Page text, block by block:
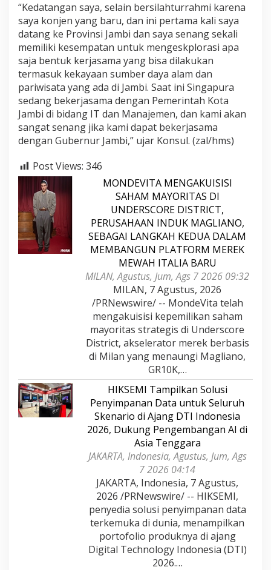
“Kedatangan saya, selain bersilahturrahmi karena
saya konjen yang baru, dan ini pertama kali saya
datang ke Provinsi Jambi dan saya senang sekali
memiliki kesempatan untuk mengeskplorasi apa
saja bentuk kerjasama yang bisa dilakukan
termasuk kekayaan sumber daya alam dan
pariwisata yang ada di Jambi. Saat ini Singapura
sedang bekerjasama dengan Pemerintah Kota
Jambi di bidang IT dan Manajemen, dan kami akan
sangat senang jika kami dapat bekerjasama
dengan Gubernur Jambi,” ujar Konsul. (zal/hms)
Post Views: 346
MONDEVITA MENGAKUISISI
SAHAM MAYORITAS DI
UNDERSCORE DISTRICT,
PERUSAHAAN INDUK MAGLIANO,
SEBAGAI LANGKAH KEDUA DALAM
MEMBANGUN PLATFORM MEREK
MEWAH ITALIA BARU
MILAN, Agustus, Jum, Ags 7 2026 09:32
MILAN, 7 Agustus, 2026
/PRNewswire/ -- MondeVita telah
mengakuisisi kepemilikan saham
mayoritas strategis di Underscore
District, akselerator merek berbasis
di Milan yang menaungi Magliano,
GR10K,…
HIKSEMI Tampilkan Solusi
Penyimpanan Data untuk Seluruh
Skenario di Ajang DTI Indonesia
2026, Dukung Pengembangan AI di
Asia Tenggara
JAKARTA, Indonesia, Agustus, Jum, Ags
7 2026 04:14
JAKARTA, Indonesia, 7 Agustus,
2026 /PRNewswire/ -- HIKSEMI,
penyedia solusi penyimpanan data
terkemuka di dunia, menampilkan
portofolio produknya di ajang
Digital Technology Indonesia (DTI)
2026.…